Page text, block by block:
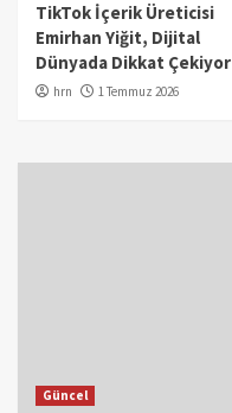
TikTok İçerik Üreticisi
Emirhan Yiğit, Dijital
Dünyada Dikkat Çekiyor
hrn 1 Temmuz 2026
Güncel